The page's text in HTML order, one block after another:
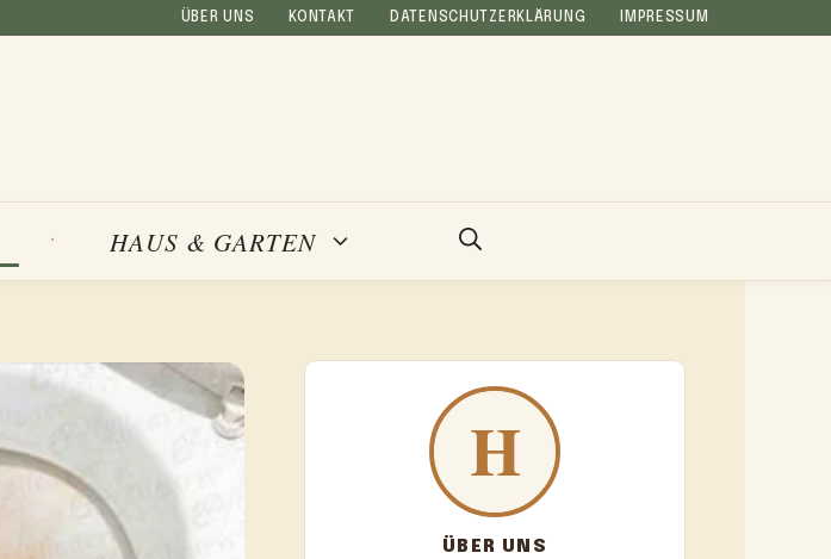
ÜBER UNS KONTAKT DATENSCHUTZERKLÄRUNG IMPRESSUM
HAUS & GARTEN
ÜBER UNS